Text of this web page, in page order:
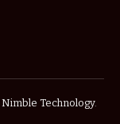
Nimble Technology.